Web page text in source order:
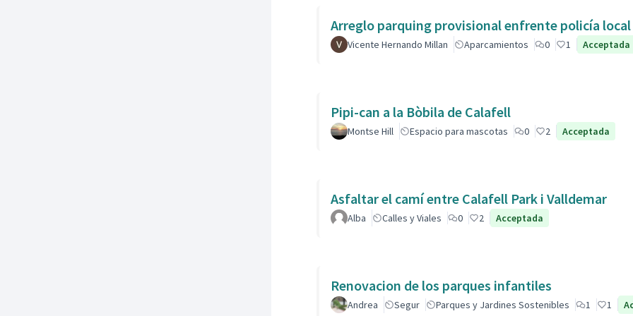
Arreglo parquing provisional enfrente policía local
Vicente Hernando Millan Aparcamientos 0 1 Acceptada
Pipi-can a la Bòbila de Calafell
Montse Hill Espacio para mascotas 0 2 Acceptada
Asfaltar el camí entre Calafell Park i Valldemar
Alba Calles y Viales 0 2 Acceptada
Renovacion de los parques infantiles
Andrea Segur Parques y Jardines Sostenibles 1 1